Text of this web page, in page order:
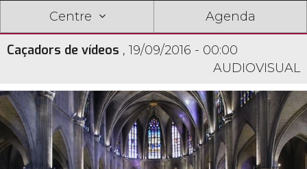
Centre Agenda
Caçadors de vídeos , 19/09/2016 - 00:00
AUDIOVISUAL